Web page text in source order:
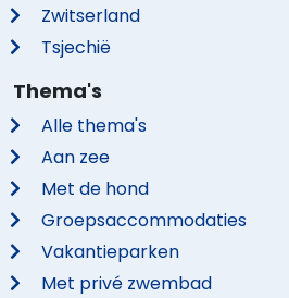
Zwitserland
Tsjechië
Thema's
Alle thema's
Aan zee
Met de hond
Groepsaccommodaties
Vakantieparken
Met privé zwembad